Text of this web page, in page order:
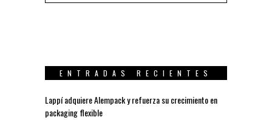
ENTRADAS RECIENTES
Lappí adquiere Alempack y refuerza su crecimiento en
packaging flexible